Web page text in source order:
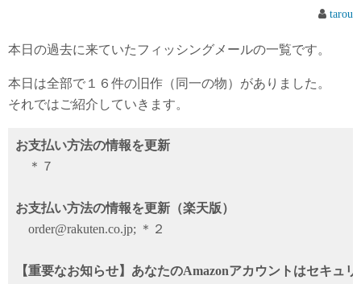
tarou
本日の過去に来ていたフィッシングメールの一覧です。
本日は全部で１６件の旧作（同一の物）がありました。
それではご紹介していきます。
お支払い方法の情報を更新
＊７
お支払い方法の情報を更新（楽天版）
order@rakuten.co.jp; ＊２
【重要なお知らせ】あなたのAmazonアカウントはセキュ